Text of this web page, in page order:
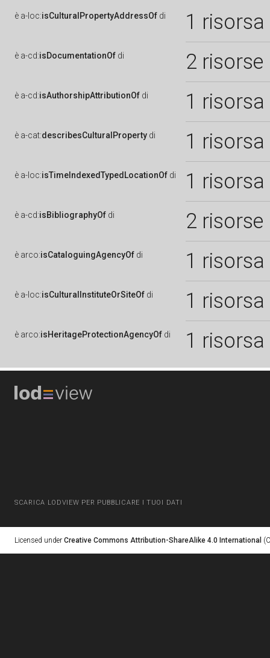
è a-loc:isCulturalPropertyAddressOf di 1 risorsa
è a-cd:isDocumentationOf di 2 risorse
è a-cd:isAuthorshipAttributionOf di 1 risorsa
è a-cat:describesCulturalProperty di 1 risorsa
è a-loc:isTimeIndexedTypedLocationOf di 1 risorsa
è a-cd:isBibliographyOf di 2 risorse
è arco:isCataloguingAgencyOf di 1 risorsa
è a-loc:isCulturalInstituteOrSiteOf di 1 risorsa
è arco:isHeritageProtectionAgencyOf di 1 risorsa
SCARICA LODVIEW PER PUBBLICARE I TUOI DATI
Licensed under Creative Commons Attribution-ShareAlike 4.0 International